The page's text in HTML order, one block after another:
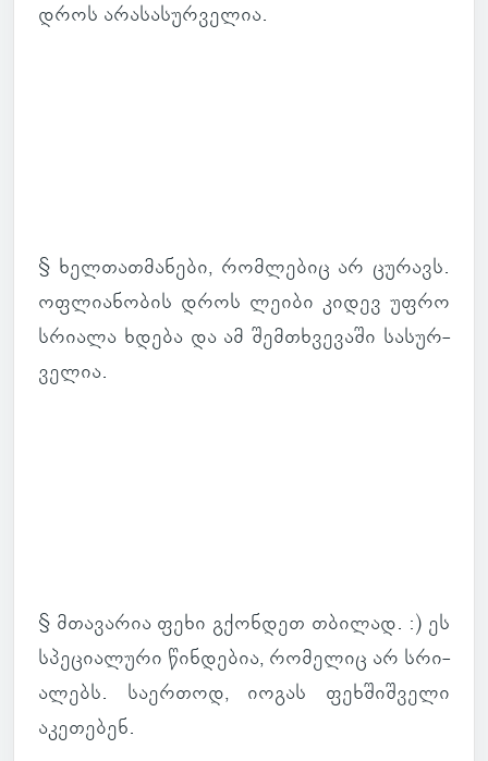
დროს არა­სა­სურ­ვე­ლია.
§ ხელ­თათ­მა­ნები, რომ­ლე­ბიც არ ცუ­რავს.
ოფ­ლი­ა­ნო­ბის დროს ლეიბი კიდევ უფრო
სრი­ალა ხდება და ამ შემ­თხვე­ვაში სა­სურ­
ვე­ლია.
§ მთა­ვა­რია ფეხი გქონ­დეთ თბი­ლად. :) ეს
სპე­ცი­ა­ლური წინ­დე­ბია, რო­მე­ლიც არ სრი­
ა­ლებს. სა­ერ­თოდ, იოგას ფეხ­შიშ­ველი
აკე­თე­ბენ.